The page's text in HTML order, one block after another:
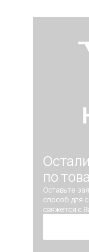
по
Оставьте
способ для
свяжется с